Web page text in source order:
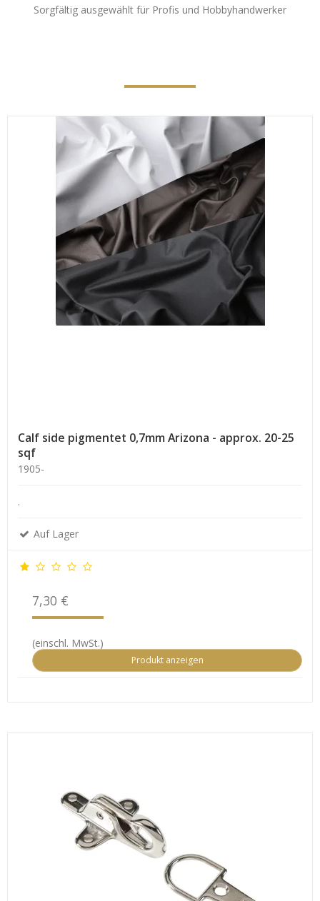
Sorgfältig ausgewählt für Profis und Hobbyhandwerker
Calf side pigmentet 0,7mm Arizona - approx. 20-25
sqf
1905-
.
Auf Lager
7,30 €
(einschl. MwSt.)
Produkt anzeigen